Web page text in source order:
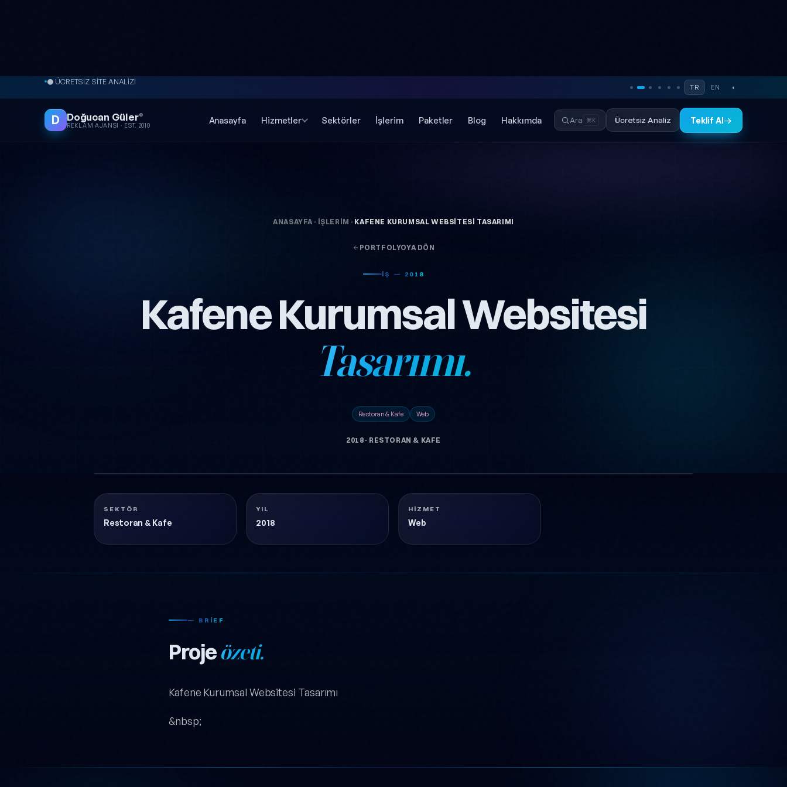
İçeriğe atla● ÜCRETSİZ SİTE ANALİZİ
TR EN ◐
D Doğucan Güler®
REKLAM AJANSI · EST. 2010
Anasayfa Hizmetler Sektörler İşlerim Paketler Blog Hakkımda Ara ⌘K Ücretsiz Analiz Teklif Al→
ANASAYFA · İŞLERIM · KAFENE KURUMSAL WEBSITESI TASARIMI
PORTFOLYOYA DÖN
İŞ — 2018
Kafene Kurumsal Websitesi
Tasarımı.
Restoran & Kafe Web
2018 · RESTORAN & KAFE
Restoran & Kafe 2018
SEKTÖR
Restoran & Kafe
YIL
2018
HIZMET
Web
— BRIEF
Projeözeti.
Kafene Kurumsal Websitesi Tasarımı
&nbsp;